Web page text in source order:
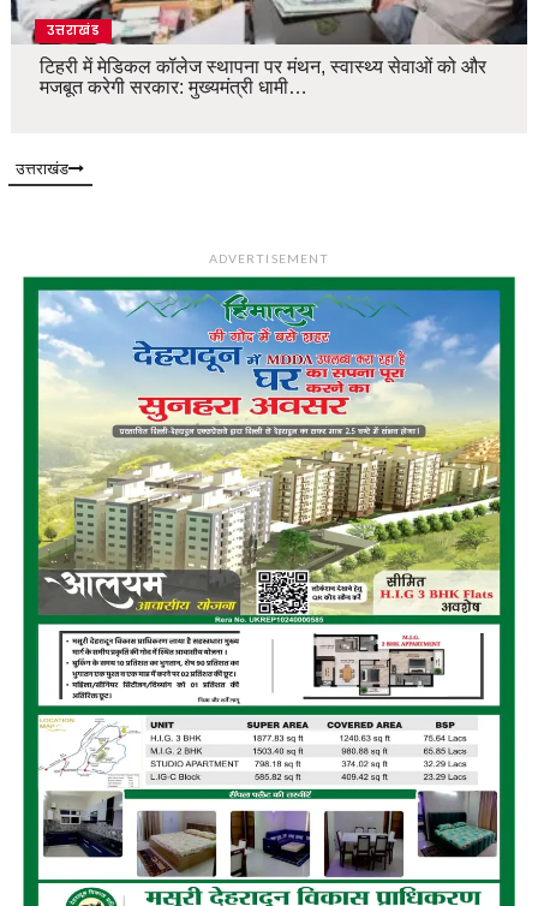
उत्तराखंड
टिहरी में मेडिकल कॉलेज स्थापना पर मंथन, स्वास्थ्य सेवाओं को और
मजबूत करेगी सरकार: मुख्यमंत्री धामी…
उत्तराखंड
ADVERTISEMENT